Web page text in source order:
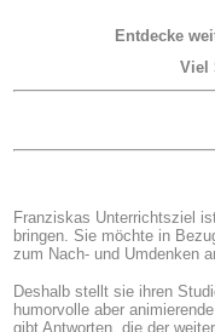
Entdecke
Viel
Franziskas Unterrichtsziel
bringen. Sie möchte in
zum Nach- und Umdenken
Deshalb stellt sie ihren
humorvolle aber
gibt Antworten, die der